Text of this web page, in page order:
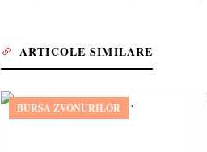
ARTICOLE SIMILARE
BURSA ZVONURILOR